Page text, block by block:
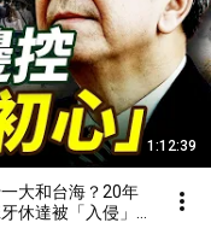
1:12:39
大和台海？20年
休達被「入侵」，